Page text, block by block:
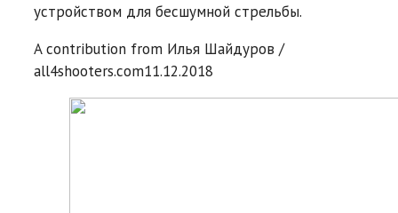
устройством для бесшумной стрельбы.
A contribution from Илья Шайдуров /
all4shooters.com11.12.2018